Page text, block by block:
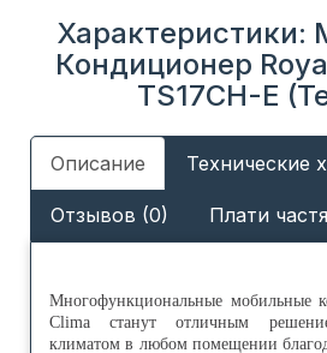
Характеристики:
Кондиционер
TS17CH-E
Описание Технические
Отзывов (0) Плати
Многофункциональные мобильные
Clima станут отличным
климатом в любом помещении